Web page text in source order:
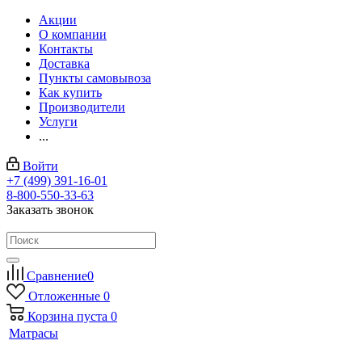
Акции
О компании
Контакты
Доставка
Пункты самовывоза
Как купить
Производители
Услуги
...
Войти
+7 (499) 391-16-01
8-800-550-33-63
Заказать звонок
Сравнение0
Отложенные 0
Корзина пуста 0
Матрасы